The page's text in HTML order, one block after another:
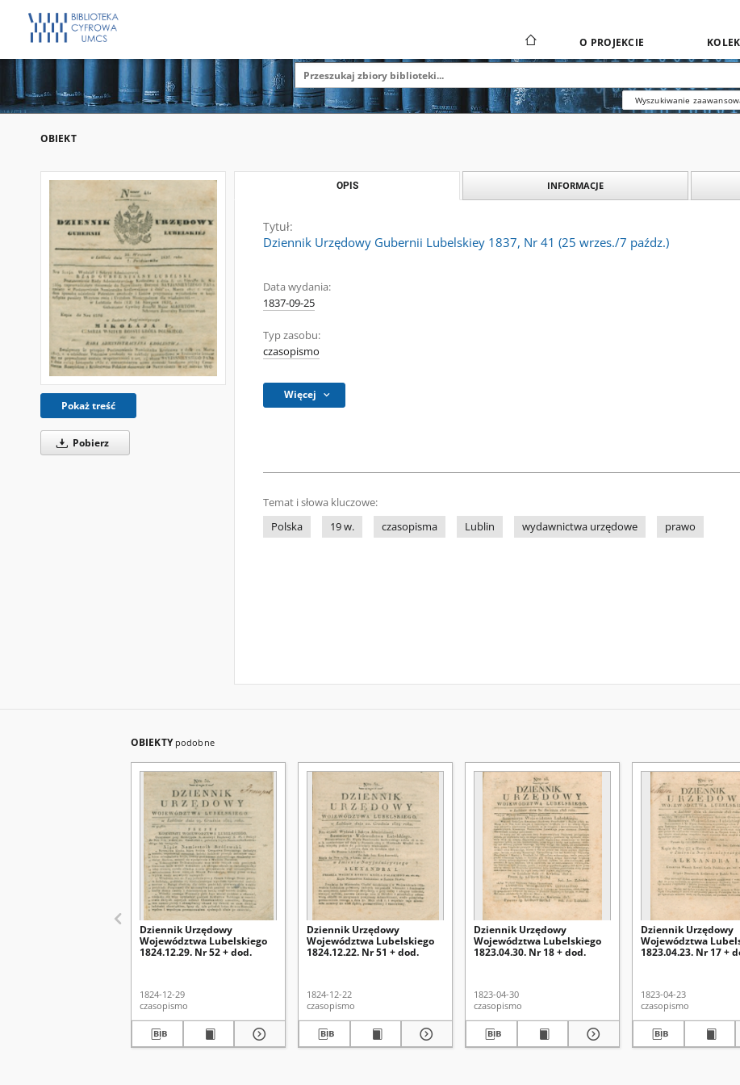
O PROJEKCIE
Wyszukiwanie
OBIEKT
Pokaż treść
Pobierz
OPIS INFORMACJE
Tytuł:
Dziennik Urzędowy Gubernii Lubelskiey 1837, Nr 41 (25 wrzes./7 paźdz.)
Data wydania:
1837-09-25
Typ zasobu:
czasopismo
Więcej
Temat i słowa kluczowe:
Polska
19 w. czasopisma Lublin wydawnictwa urzędowe prawo
OBIEKTY podobne
Dziennik Urzędowy
Województwa Lubelskiego
1824.12.29. Nr 52 + dod.
1824-12-29
czasopismo
Dziennik Urzędowy
Województwa Lubelskiego
1824.12.22. Nr 51 + dod.
1824-12-22
czasopismo
Dziennik Urzędowy
Województwa Lubelskiego
1823.04.30. Nr 18 + dod.
1823-04-30
czasopismo
Dziennik Urzędowy
Województwa
1823.04.23. Nr 17 +
1823-04-23
czasopismo